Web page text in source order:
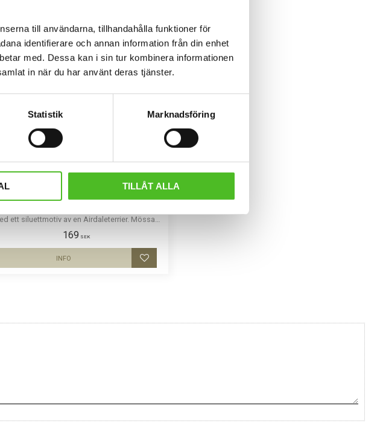
till användarna, tillhandahålla funktioner för
identifierare och annan information från din enhet
med. Dessa kan i sin tur kombinera informationen
in när du har använt deras tjänster.
Statistik Marknadsföring
TILLÅT ALLA
Fleecefodrad Mössa med
ett siluettmotiv av en Airdaleterrier. Mössan
169 SEK
Lägg till i favoriter
INFO